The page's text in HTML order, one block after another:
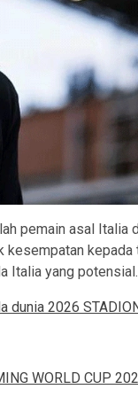
pemain asal Italia
Italia yang potensial.